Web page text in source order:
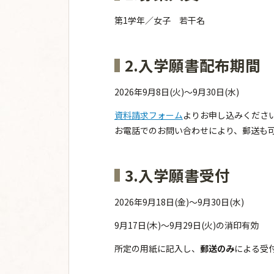
第1学年／女子 若干名
2.入学願書配布期間
2026年9月8日(火)～9月30日(水)
資料請求フォームよりお申し込みくださ
お電話でのお問い合わせにより、郵送も
3.入学願書受付
2026年9月18日(金)～9月30日(水)
9月17日(木)～9月29日(火)の消印有効
所定の用紙に記入し、 郵送のみによる受